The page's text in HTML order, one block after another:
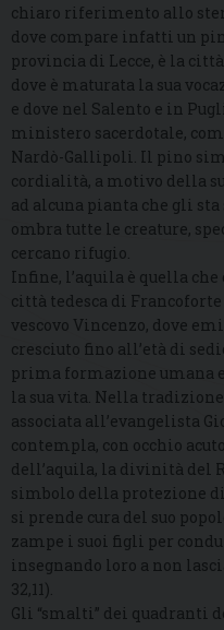
chiaro riferimento allo
dove compare infatti un
provincia di Lecce, è la
dove è maturata la sua
e dove nel Salento e in
ministero sacerdotale,
Nardò-Gallipoli. Il pino
cordialità, a motivo della
ad alcuna pianta che gli sta
ombra tutte le creature,
cercano rifugio.
Infine, l’aquila è quella
città tedesca di
vescovo Vincenzo, dove
cresciuto fino all’età di
prima formazione umana
la sua vita. Nella
associata all’evangelista
contempla, con occhio
dell’aquila, la divinità del
simbolo della protezione di
si prende cura del suo
zampe i suoi figli per
insegnando loro a non
32,11).
Gli “smalti” dei quadranti